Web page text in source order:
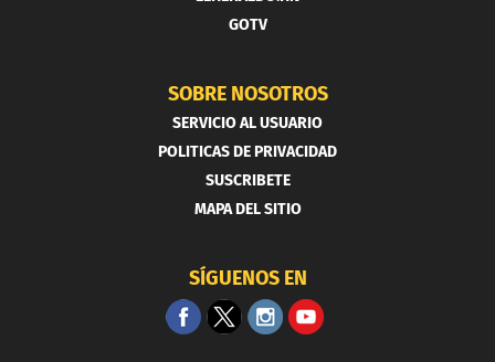
GOTV
SOBRE NOSOTROS
SERVICIO AL USUARIO
POLITICAS DE PRIVACIDAD
SUSCRIBETE
MAPA DEL SITIO
SÍGUENOS EN